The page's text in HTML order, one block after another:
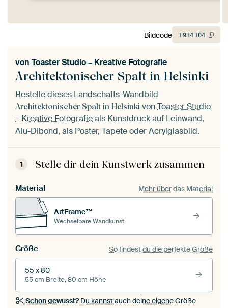
Architektonischer Spalt in Helsinki
von Toaster Studio – Kreative Fotografie
Bestelle dieses Landschafts-Wandbild
Architektonischer Spalt in Helsinki vonToaster Studio
– Kreative Fotografieals Kunstdruck auf Leinwand,
Alu-Dibond, als Poster, Tapete oder Acrylglasbild.
1 Stelle dir dein Kunstwerk zusammen
Material Mehr über das Material
ArtFrame™
Wechselbare Wandkunst
Größe So findest du die perfekte Größe
55 x 80
55 cm Breite, 80 cm Höhe
Schon gewusst?Du kannst auch deine eigene Größe
Bildcode 1934 104